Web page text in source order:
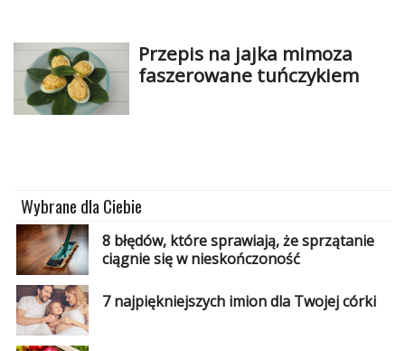
Przepis na jajka mimoza
faszerowane tuńczykiem
Wybrane dla Ciebie
8 błędów, które sprawiają, że sprzątanie
ciągnie się w nieskończoność
7 najpiękniejszych imion dla Twojej córki